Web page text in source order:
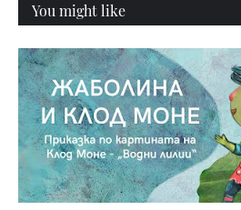
You might like